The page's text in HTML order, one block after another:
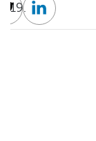
19.
Twitter